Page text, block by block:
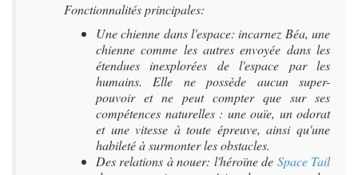
Fonctionnalités principales:
Une chienne dans l'espace: incarnez Béa, une
chienne comme les autres envoyée dans les
étendues inexplorées de l'espace par les
humains. Elle ne possède aucun super-
pouvoir et ne peut compter que sur ses
compétences naturelles : une ouïe, un odorat
et une vitesse à toute épreuve, ainsi qu'une
habileté à surmonter les obstacles.
Des relations à nouer: l'héroïne de Space Tail